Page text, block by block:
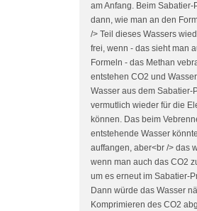
am Anfang. Beim Sabatier-
dann, wie man an den
/> Teil dieses Wassers
frei, wenn - das sieht man
Formeln - das Methan
entstehen CO2 und
Wasser aus dem Sabatier-
vermutlich wieder für die
können. Das beim
entstehende Wasser
auffangen, aber<br /> das
wenn man auch das CO2
um es erneut im Sabatier-
Dann würde das Wasser
Komprimieren des CO2